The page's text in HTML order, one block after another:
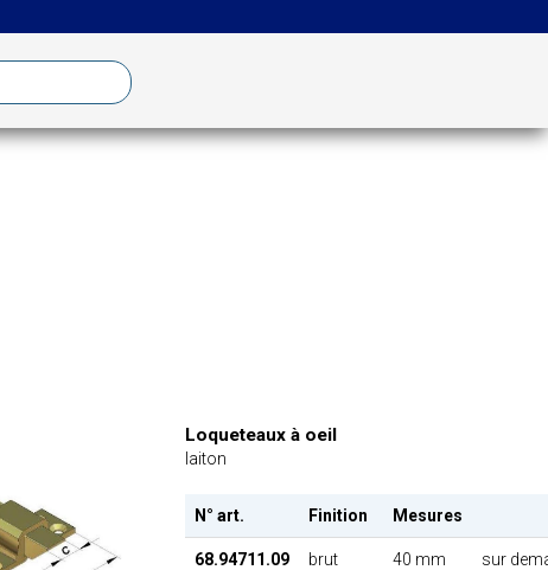
Loqueteaux à oeil
laiton
N° art. Finition Mesures
68.94711.09 brut 40 mm sur